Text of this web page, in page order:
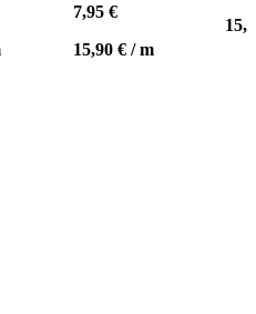
7,95 €
15,90 €/m